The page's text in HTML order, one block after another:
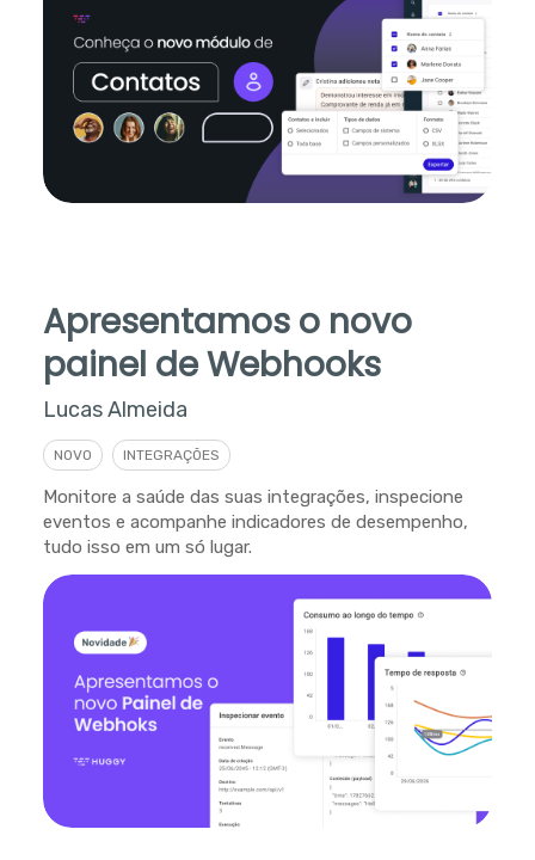
Apresentamos o novo
painel de Webhooks
Lucas Almeida
NOVO INTEGRAÇÕES
Monitore a saúde das suas integrações, inspecione
eventos e acompanhe indicadores de desempenho,
tudo isso em um só lugar.